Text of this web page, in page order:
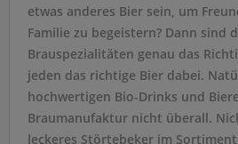
etwas anderes Bier sein, um
Familie zu begeistern? Dann sind
Brauspezialitäten genau das
jeden das richtige Bier dabei.
hochwertigen Bio-Drinks und
Braumanufaktur nicht überall.
leckeres Störtebeker im